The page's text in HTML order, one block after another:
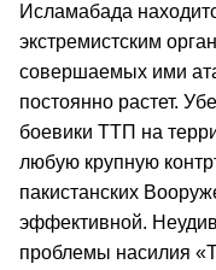
Исламабада
экстремистским
совершаемых ими
постоянно растет.
боевики ТТП на
любую крупную
пакистанских
эффективной.
проблемы насилия